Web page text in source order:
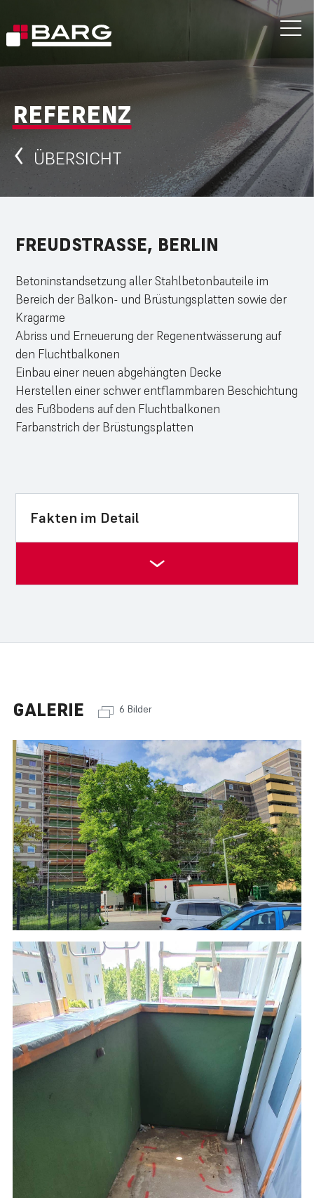
REFERENZ
ÜBERSICHT
FREUDSTRASSE, BERLIN
Betoninstandsetzung aller Stahlbetonbauteile im
Bereich der Balkon- und Brüstungsplatten sowie der
Kragarme
Abriss und Erneuerung der Regenentwässerung auf
den Fluchtbalkonen
Einbau einer neuen abgehängten Decke
Herstellen einer schwer entflammbaren Beschichtung
des Fußbodens auf den Fluchtbalkonen
Farbanstrich der Brüstungsplatten
Fakten im Detail
GALERIE 6 Bilder